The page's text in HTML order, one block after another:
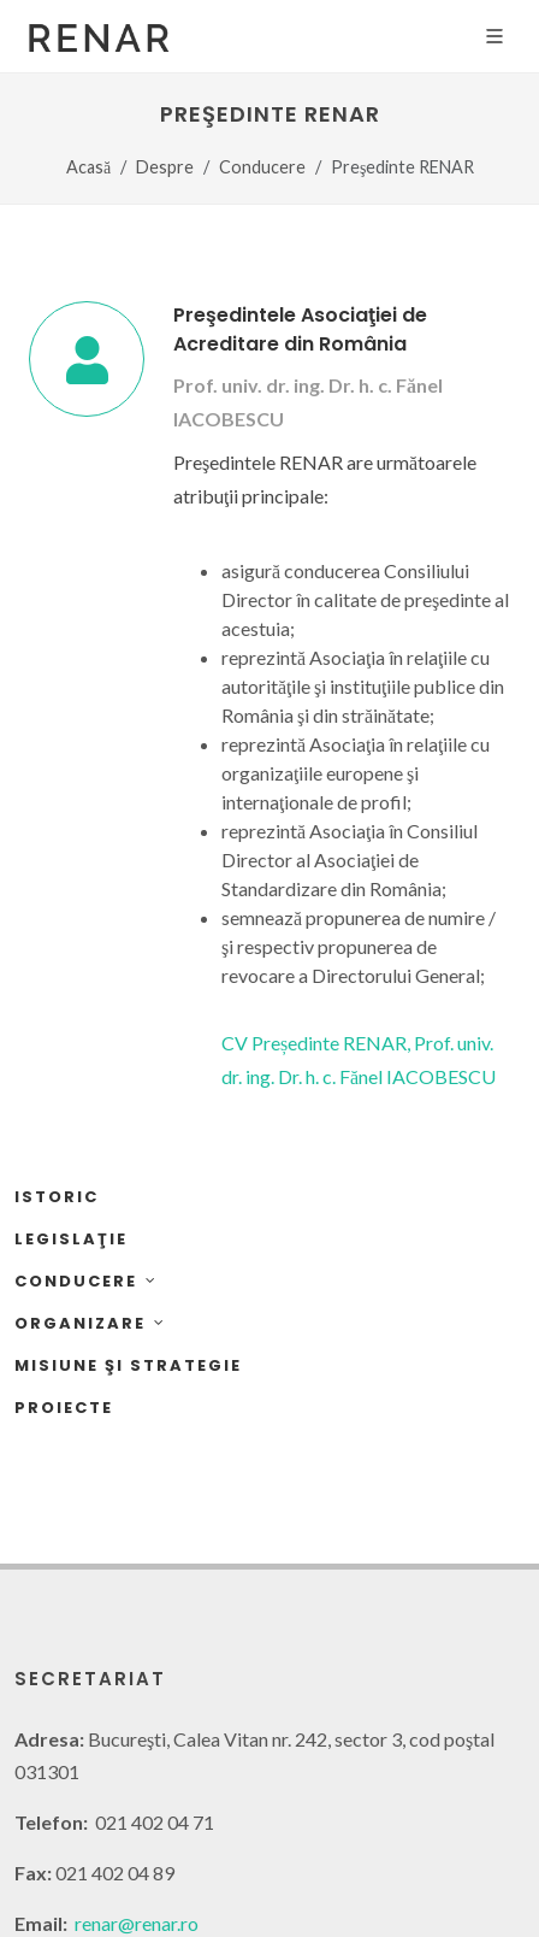
PREŞEDINTE RENAR
Acasă Despre Conducere Preşedinte RENAR
Preşedintele Asociaţiei de
Acreditare din România
Prof. univ. dr. ing. Dr. h. c. Fănel
IACOBESCU
Preşedintele RENAR are următoarele
atribuţii principale:
asigură conducerea Consiliului
Director în calitate de preşedinte al
acestuia;
reprezintă Asociaţia în relaţiile cu
autorităţile şi instituţiile publice din
România şi din străinătate;
reprezintă Asociaţia în relaţiile cu
organizaţiile europene şi
internaţionale de profil;
reprezintă Asociaţia în Consiliul
Director al Asociaţiei de
Standardizare din România;
semnează propunerea de numire /
şi respectiv propunerea de
revocare a Directorului General;​​​​​​​​​​​​​​
CV Președinte RENAR, Prof. univ.
dr. ing. Dr. h. c. Fănel IACOBESCU
ISTORIC
LEGISLAŢIE
CONDUCERE
ORGANIZARE
MISIUNE ŞI STRATEGIE
PROIECTE
SECRETARIAT
Adresa: Bucureşti, Calea Vitan nr. 242, sector 3, cod poştal
031301
Telefon: 021 402 04 71
Fax:021 402 04 89
Email: renar@renar.ro